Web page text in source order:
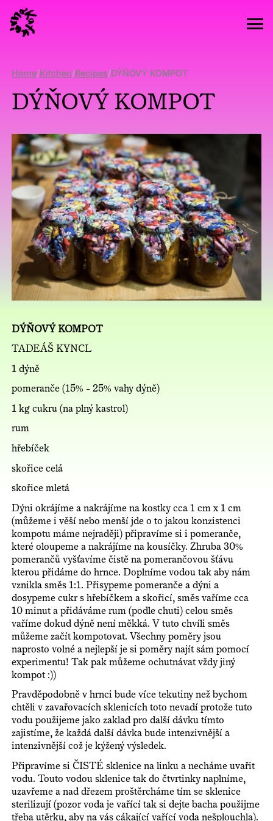
Home/Kitchen/Recipes/DÝŇOVÝ KOMPOT
DÝŇOVÝ KOMPOT
DÝŇOVÝ KOMPOT
TADEÁŠ KYNCL
1 dýně
pomeranče (15% - 25% vahy dýně)
1 kg cukru (na plný kastrol)
rum
hřebíček
skořice celá
skořice mletá
Dýni okrájíme a nakrájíme na kostky cca 1 cm x 1 cm
(můžeme i věší nebo menší jde o to jakou konzistenci
kompotu máme nejraději) připravíme si i pomeranče,
které oloupeme a nakrájíme na kousíčky. Zhruba 30%
pomerančů vyšťavíme čistě na pomerančovou šťávu
kterou přidáme do hrnce. Doplníme vodou tak aby nám
vznikla směs 1:1. Přisypeme pomeranče a dýni a
dosypeme cukr s hřebíčkem a skořicí, směs vaříme cca
10 minut a přidáváme rum (podle chuti) celou směs
vaříme dokud dýně není měkká. V tuto chvíli směs
můžeme začít kompotovat. Všechny poměry jsou
naprosto volné a nejlepší je si poměry najít sám pomocí
experimentu! Tak pak můžeme ochutnávat vždy jiný
kompot :))
Pravděpodobně v hrnci bude více tekutiny než bychom
chtěli v zavařovacích sklenicích toto nevadí protože tuto
vodu použijeme jako zaklad pro další dávku tímto
zajistíme, že každá další dávka bude intenzivnější a
intenzivnější což je kýžený výsledek.
Připravíme si ČISTÉ sklenice na linku a necháme uvařit
vodu. Touto vodou sklenice tak do čtvrtinky naplníme,
uzavřeme a nad dřezem proštěrcháme tím se sklenice
sterilizují (pozor voda je vařící tak si dejte bacha použijme
třeba utěrku, aby na vás cákající vařící voda nešplouchla).